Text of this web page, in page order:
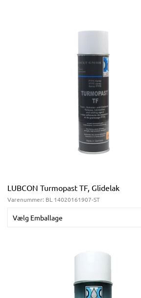
LUBCON Turmopast TF, Glidelak
Varenummer: BL 14020161907-ST
Vælg Emballage